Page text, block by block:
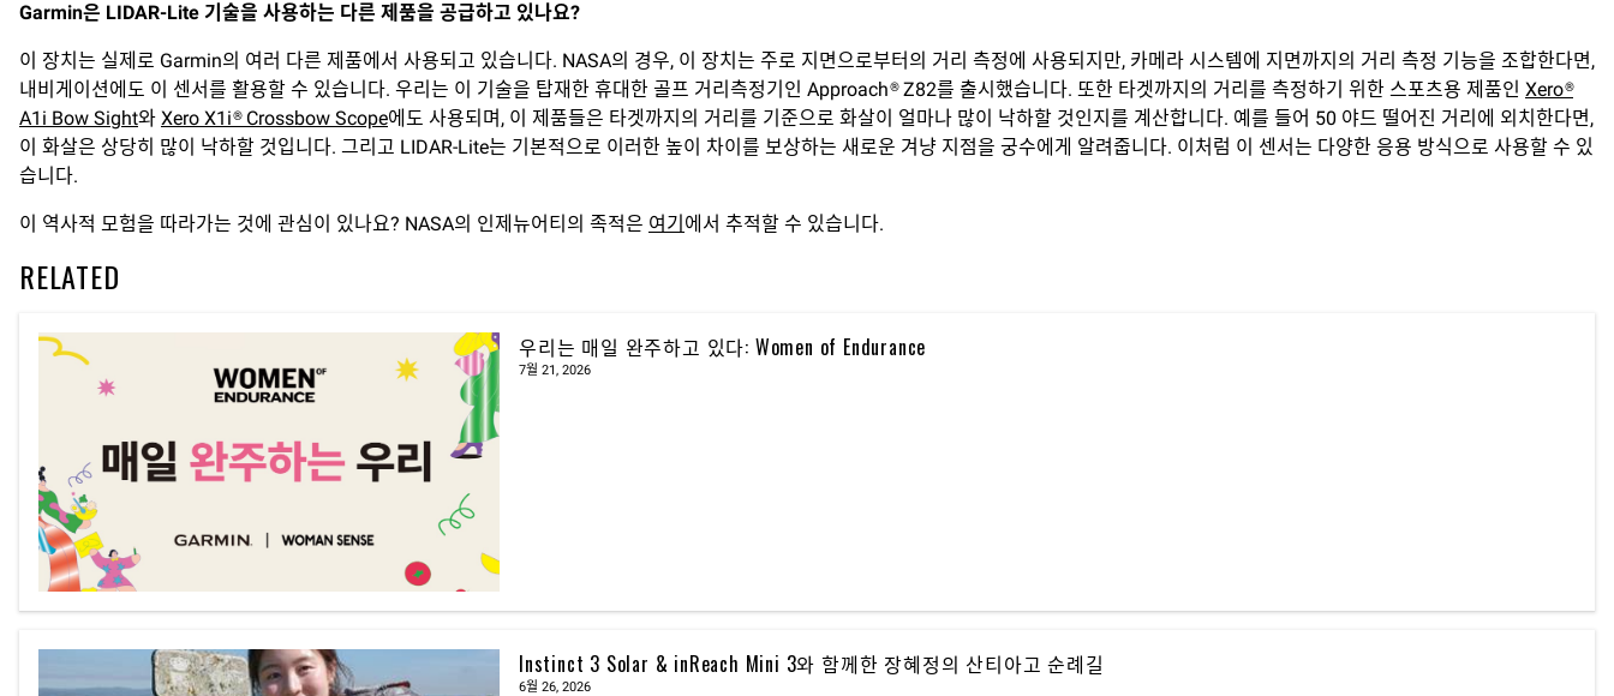
Garmin은 LIDAR-Lite 기술을 사용하는 다른 제품을 공급하고 있나요?
이 장치는 실제로 Garmin의 여러 다른 제품에서 사용되고 있습니다. NASA의 경우, 이 장치는 주로 지면으로부터의 거리 측정에 사용되지만, 카메라 시스템에 지면까지의 거리 측정 기능을 조합한다면,
내비게이션에도 이 센서를 활용할 수 있습니다. 우리는 이 기술을 탑재한 휴대한 골프 거리측정기인 Approach® Z82를 출시했습니다. 또한 타겟까지의 거리를 측정하기 위한 스포츠용 제품인 Xero®
A1i Bow Sight와 Xero X1i® Crossbow Scope에도 사용되며, 이 제품들은 타겟까지의 거리를 기준으로 화살이 얼마나 많이 낙하할 것인지를 계산합니다. 예를 들어 50 야드 떨어진 거리에 외치한다면,
이 화살은 상당히 많이 낙하할 것입니다. 그리고 LIDAR-Lite는 기본적으로 이러한 높이 차이를 보상하는 새로운 겨냥 지점을 궁수에게 알려줍니다. 이처럼 이 센서는 다양한 응용 방식으로 사용할 수 있
습니다.
이 역사적 모험을 따라가는 것에 관심이 있나요? NASA의 인제뉴어티의 족적은 여기 에서 추적할 수 있습니다.
RELATED
우리는 매일 완주하고 있다: Women of Endurance
7월 21, 2026
Instinct 3 Solar & inReach Mini 3와 함께한 장혜정의 산티아고 순례길
6월 26, 2026